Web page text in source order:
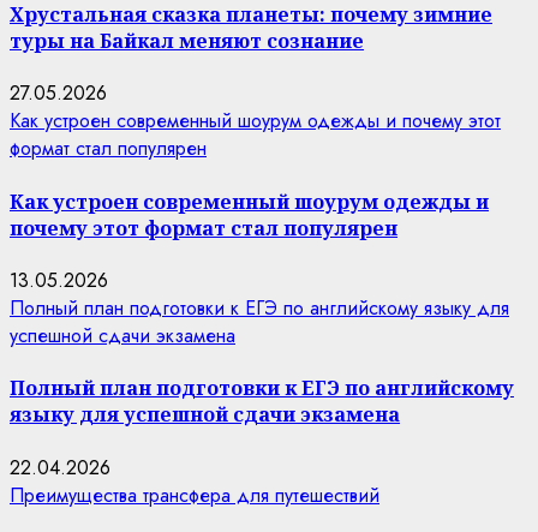
Хрустальная сказка планеты: почему зимние
туры на Байкал меняют сознание
27.05.2026
Как устроен современный шоурум одежды и почему этот
формат стал популярен
Как устроен современный шоурум одежды и
почему этот формат стал популярен
13.05.2026
Полный план подготовки к ЕГЭ по английскому языку для
успешной сдачи экзамена
Полный план подготовки к ЕГЭ по английскому
языку для успешной сдачи экзамена
22.04.2026
Преимущества трансфера для путешествий